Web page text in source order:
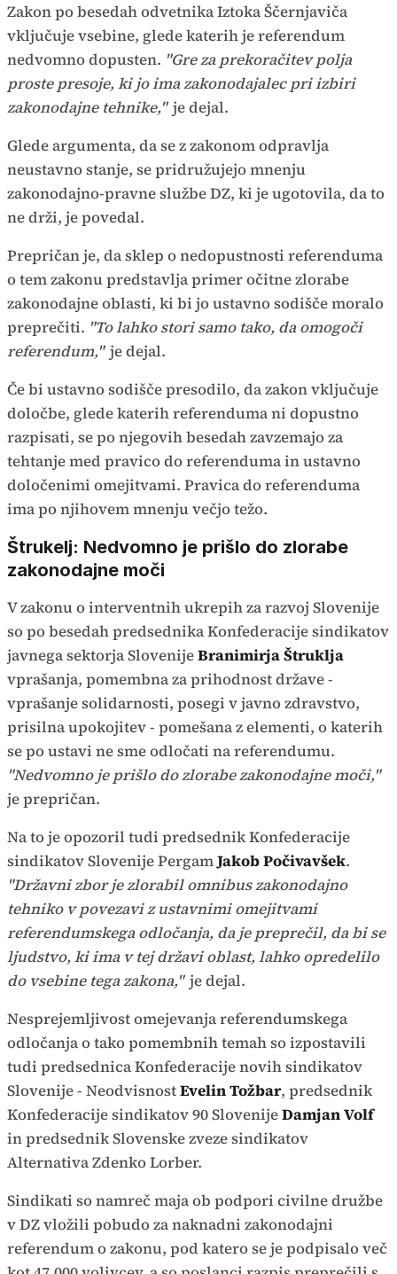
Zakon po besedah odvetnika Iztoka Ščernjaviča
vključuje vsebine, glede katerih je referendum
nedvomno dopusten. "Gre za prekoračitev polja
proste presoje, ki jo ima zakonodajalec pri izbiri
zakonodajne tehnike," je dejal.
Glede argumenta, da se z zakonom odpravlja
neustavno stanje, se pridružujejo mnenju
zakonodajno-pravne službe DZ, ki je ugotovila, da to
ne drži, je povedal.
Prepričan je, da sklep o nedopustnosti referenduma
o tem zakonu predstavlja primer očitne zlorabe
zakonodajne oblasti, ki bi jo ustavno sodišče moralo
preprečiti. "To lahko stori samo tako, da omogoči
referendum," je dejal.
Če bi ustavno sodišče presodilo, da zakon vključuje
določbe, glede katerih referenduma ni dopustno
razpisati, se po njegovih besedah zavzemajo za
tehtanje med pravico do referenduma in ustavno
določenimi omejitvami. Pravica do referenduma
ima po njihovem mnenju večjo težo.
Štrukelj: Nedvomno je prišlo do zlorabe
zakonodajne moči
V zakonu o interventnih ukrepih za razvoj Slovenije
so po besedah predsednika Konfederacije sindikatov
javnega sektorja SlovenijeBranimirja Štruklja
vprašanja, pomembna za prihodnost države -
vprašanje solidarnosti, posegi v javno zdravstvo,
prisilna upokojitev - pomešana z elementi, o katerih
se po ustavi ne sme odločati na referendumu.
"Nedvomno je prišlo do zlorabe zakonodajne moči,"
je prepričan.
Na to je opozoril tudi predsednik Konfederacije
sindikatov Slovenije PergamJakob Počivavšek.
"Državni zbor je zlorabil omnibus zakonodajno
tehniko v povezavi z ustavnimi omejitvami
referendumskega odločanja, da je preprečil, da bi se
ljudstvo, ki ima v tej državi oblast, lahko opredelilo
do vsebine tega zakona," je dejal.
Nesprejemljivost omejevanja referendumskega
odločanja o tako pomembnih temah so izpostavili
tudi predsednica Konfederacije novih sindikatov
Slovenije - NeodvisnostEvelin Tožbar, predsednik
Konfederacije sindikatov 90 SlovenijeDamjan Volf
in predsednik Slovenske zveze sindikatov
Alternativa Zdenko Lorber.
Sindikati so namreč maja ob podpori civilne družbe
v DZ vložili pobudo za naknadni zakonodajni
referendum o zakonu, pod katero se je podpisalo več